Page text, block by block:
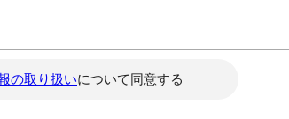
の取り扱いについて同意する